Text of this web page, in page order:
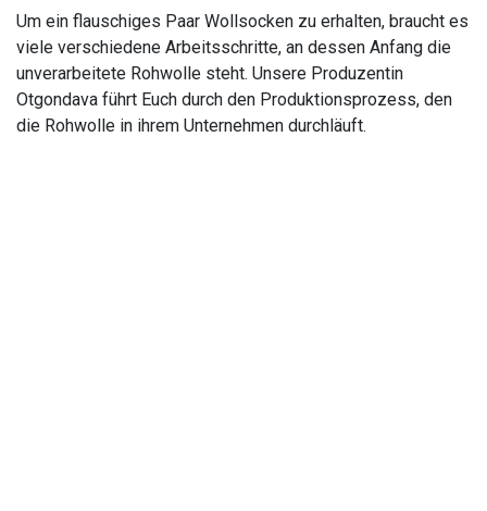
Um ein flauschiges Paar Wollsocken zu erhalten, braucht es
viele verschiedene Arbeitsschritte, an dessen Anfang die
unverarbeitete Rohwolle steht. Unsere Produzentin
Otgondava führt Euch durch den Produktionsprozess, den
die Rohwolle in ihrem Unternehmen durchläuft.